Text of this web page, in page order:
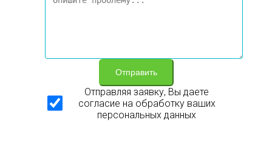
Отправить
Отправляя заявку, Вы даете
согласие на обработку ваших
персональных данных